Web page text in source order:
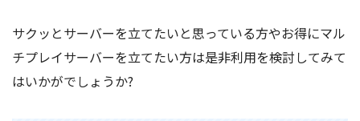
サクッとサーバーを立てたいと思っている方やお得にマル
チプレイサーバーを立てたい方は是非利用を検討してみて
はいかがでしょうか?